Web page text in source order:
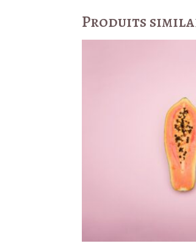
Produits